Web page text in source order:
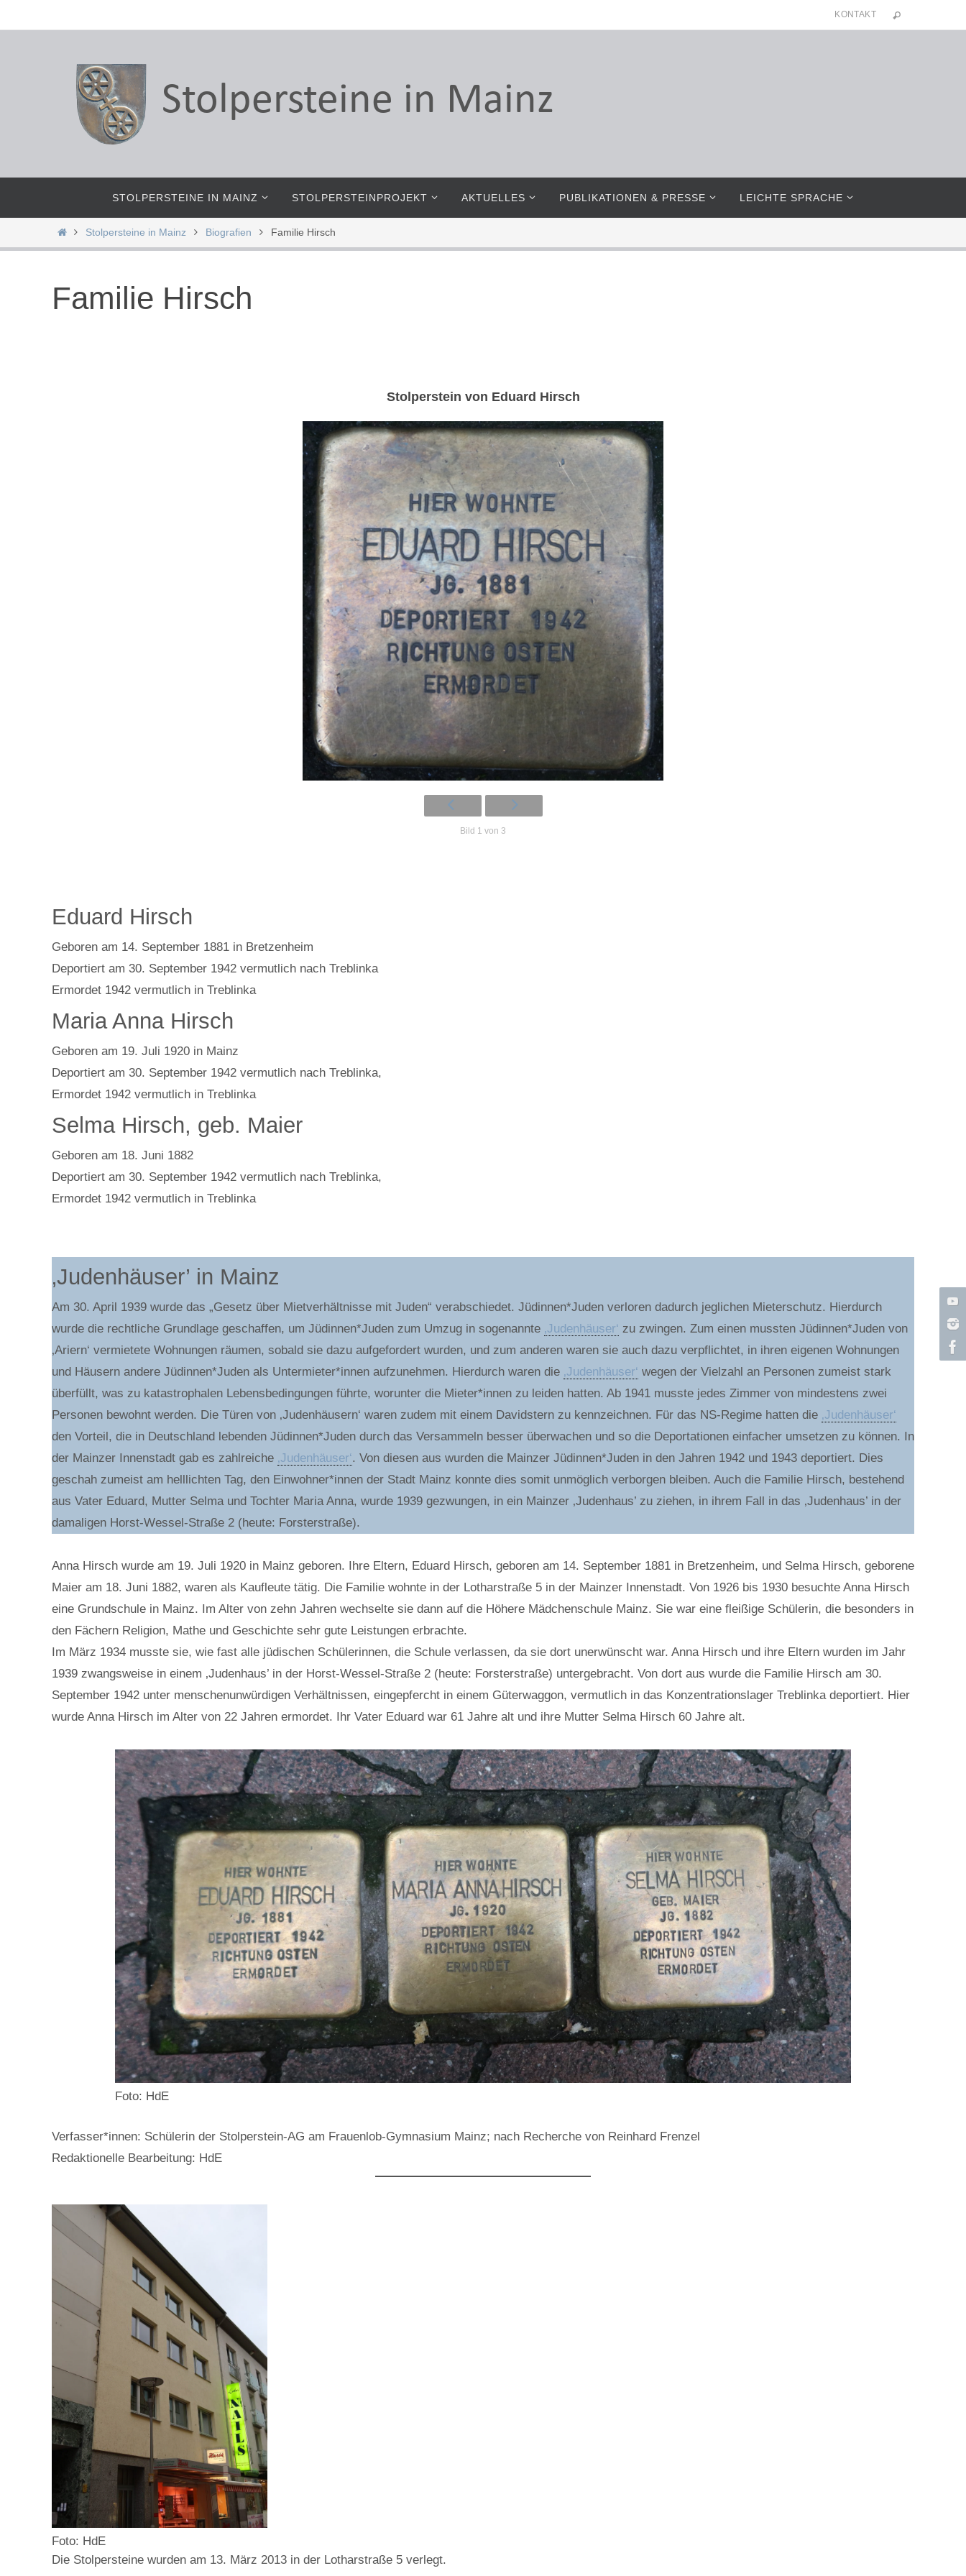
Inhalt
KONTAKT
springen
STOLPERSTEINE IN MAINZ STOLPERSTEINPROJEKT AKTUELLES PUBLIKATIONEN & PRESSE LEICHTE SPRACHE
StartStolpersteine in Mainz Biografien Familie Hirsch
Familie Hirsch
Stolperstein von Eduard Hirsch
Bild 1 von 3
Eduard Hirsch
Geboren am 14. September 1881 in Bretzenheim
Deportiert am 30. September 1942 vermutlich nach Treblinka
Ermordet 1942 vermutlich in Treblinka
Maria Anna Hirsch
Geboren am 19. Juli 1920 in Mainz
Deportiert am 30. September 1942 vermutlich nach Treblinka,
Ermordet 1942 vermutlich in Treblinka
Selma Hirsch, geb. Maier
Geboren am 18. Juni 1882
Deportiert am 30. September 1942 vermutlich nach Treblinka,
Ermordet 1942 vermutlich in Treblinka
‚Judenhäuser’ in Mainz
Am 30. April 1939 wurde das „Gesetz über Mietverhältnisse mit Juden“ verabschiedet. Jüdinnen*Juden verloren dadurch jeglichen Mieterschutz. Hierdurch
wurde die rechtliche Grundlage geschaffen, um Jüdinnen*Juden zum Umzug in sogenannte ‚Judenhäuser‘ zu zwingen. Zum einen mussten Jüdinnen*Juden von
‚Ariern‘ vermietete Wohnungen räumen, sobald sie dazu aufgefordert wurden, und zum anderen waren sie auch dazu verpflichtet, in ihren eigenen Wohnungen
und Häusern andere Jüdinnen*Juden als Untermieter*innen aufzunehmen. Hierdurch waren die ‚Judenhäuser‘ wegen der Vielzahl an Personen zumeist stark
überfüllt, was zu katastrophalen Lebensbedingungen führte, worunter die Mieter*innen zu leiden hatten. Ab 1941 musste jedes Zimmer von mindestens zwei
Personen bewohnt werden. Die Türen von ‚Judenhäusern‘ waren zudem mit einem Davidstern zu kennzeichnen. Für das NS-Regime hatten die ‚Judenhäuser‘
den Vorteil, die in Deutschland lebenden Jüdinnen*Juden durch das Versammeln besser überwachen und so die Deportationen einfacher umsetzen zu können. In
der Mainzer Innenstadt gab es zahlreiche ‚Judenhäuser‘. Von diesen aus wurden die Mainzer Jüdinnen*Juden in den Jahren 1942 und 1943 deportiert. Dies
geschah zumeist am helllichten Tag, den Einwohner*innen der Stadt Mainz konnte dies somit unmöglich verborgen bleiben. Auch die Familie Hirsch, bestehend
aus Vater Eduard, Mutter Selma und Tochter Maria Anna, wurde 1939 gezwungen, in ein Mainzer ‚Judenhaus’ zu ziehen, in ihrem Fall in das ‚Judenhaus’ in der
damaligen Horst-Wessel-Straße 2 (heute: Forsterstraße).
Anna Hirsch wurde am 19. Juli 1920 in Mainz geboren. Ihre Eltern, Eduard Hirsch, geboren am 14. September 1881 in Bretzenheim, und Selma Hirsch, geborene
Maier am 18. Juni 1882, waren als Kaufleute tätig. Die Familie wohnte in der Lotharstraße 5 in der Mainzer Innenstadt. Von 1926 bis 1930 besuchte Anna Hirsch
eine Grundschule in Mainz. Im Alter von zehn Jahren wechselte sie dann auf die Höhere Mädchenschule Mainz. Sie war eine fleißige Schülerin, die besonders in
den Fächern Religion, Mathe und Geschichte sehr gute Leistungen erbrachte.
Im März 1934 musste sie, wie fast alle jüdischen Schülerinnen, die Schule verlassen, da sie dort unerwünscht war. Anna Hirsch und ihre Eltern wurden im Jahr
1939 zwangsweise in einem ‚Judenhaus’ in der Horst-Wessel-Straße 2 (heute: Forsterstraße) untergebracht. Von dort aus wurde die Familie Hirsch am 30.
September 1942 unter menschenunwürdigen Verhältnissen, eingepfercht in einem Güterwaggon, vermutlich in das Konzentrationslager Treblinka deportiert. Hier
wurde Anna Hirsch im Alter von 22 Jahren ermordet. Ihr Vater Eduard war 61 Jahre alt und ihre Mutter Selma Hirsch 60 Jahre alt.
Foto: HdE
Verfasser*innen: Schülerin der Stolperstein-AG am Frauenlob-Gymnasium Mainz; nach Recherche von Reinhard Frenzel
Redaktionelle Bearbeitung: HdE
Foto: HdE
Die Stolpersteine wurden am 13. März 2013 in der Lotharstraße 5 verlegt.